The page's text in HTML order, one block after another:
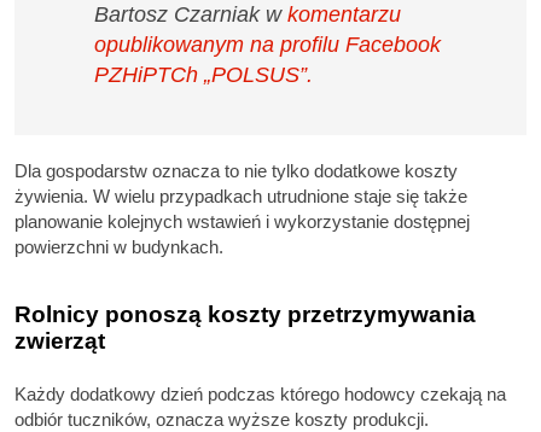
Bartosz Czarniak w komentarzu
opublikowanym na profilu Facebook
PZHiPTCh „POLSUS”.
Dla gospodarstw oznacza to nie tylko dodatkowe koszty
żywienia. W wielu przypadkach utrudnione staje się także
planowanie kolejnych wstawień i wykorzystanie dostępnej
powierzchni w budynkach.
Rolnicy ponoszą koszty przetrzymywania
zwierząt
Każdy dodatkowy dzień podczas którego hodowcy czekają na
odbiór tuczników, oznacza wyższe koszty produkcji.